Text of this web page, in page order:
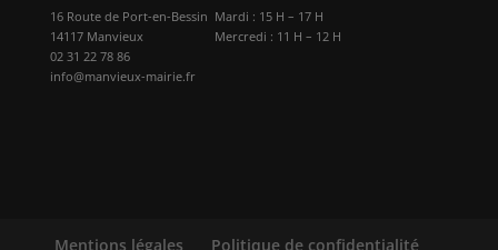
16 Route de Port-en-Bessin
14117 Manvieux
02 31 22 78 86
info@manvieux-mairie.fr
Mardi : 15 H – 17 H
Mercredi : 11 H – 12 H
Mentions légales Politique de confidentialité